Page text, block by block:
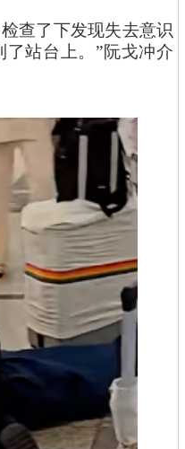
查了下发现失去意识
站台上。”阮戈冲介